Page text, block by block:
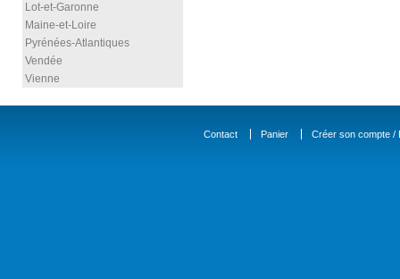
Lot-et-Garonne
Maine-et-Loire
Pyrénées-Atlantiques
Vendée
Vienne
Contact Panier Créer son compte /